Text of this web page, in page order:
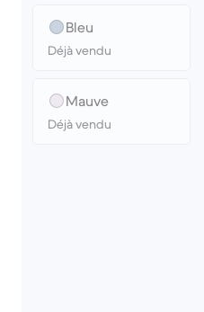
Bleu
Déjà vendu
Mauve
Déjà vendu